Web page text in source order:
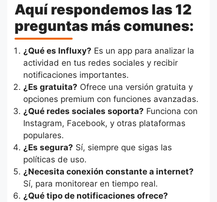
Aquí respondemos las 12
preguntas más comunes:
¿Qué es Influxy? Es un app para analizar la
actividad en tus redes sociales y recibir
notificaciones importantes.
¿Es gratuita? Ofrece una versión gratuita y
opciones premium con funciones avanzadas.
¿Qué redes sociales soporta? Funciona con
Instagram, Facebook, y otras plataformas
populares.
¿Es segura? Sí, siempre que sigas las
políticas de uso.
¿Necesita conexión constante a internet?
Sí, para monitorear en tiempo real.
¿Qué tipo de notificaciones ofrece?